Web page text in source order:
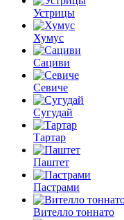
Устрицы
Хумус
Сациви
Севиче
Сугудай
Тартар
Паштет
Пастрами
Вителло тоннато